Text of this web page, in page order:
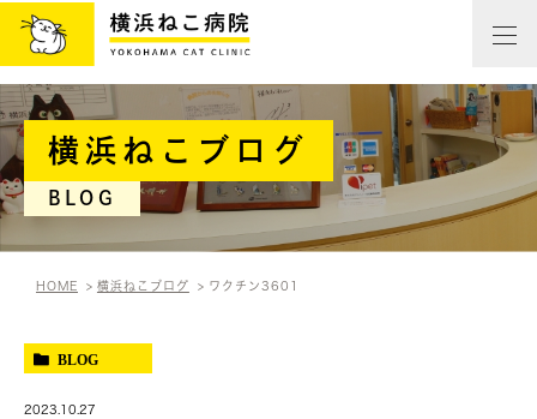
横浜ねこブログ
BLOG
HOME 横浜ねこブログ ワクチン3601
BLOG
2023.10.27